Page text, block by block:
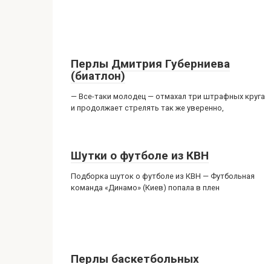
Перлы Дмитрия Губерниева
(биатлон)
— Все-таки молодец — отмахал три штрафных круга
и продолжает стрелять так же уверенно,
Шутки о футболе из КВН
Подборка шуток о футболе из КВН — Футбольная
команда «Динамо» (Киев) попала в плен
Перлы баскетбольных